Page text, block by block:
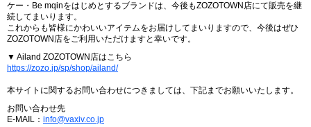
ケー・Be mqinをはじめとするブランドは、今後もZOZOTOWN店にて販売を継
続してまいります。
これからも皆様にかわいいアイテムをお届けしてまいりますので、今後はぜひ
ZOZOTOWN店をご利用いただけますと幸いです。
▼ Ailand ZOZOTOWN店はこちら
https://zozo.jp/sp/shop/ailand/
本サイトに関するお問い合わせにつきましては、下記までお願いいたします。
お問い合わせ先
E-MAIL： info@vaxiv.co.jp